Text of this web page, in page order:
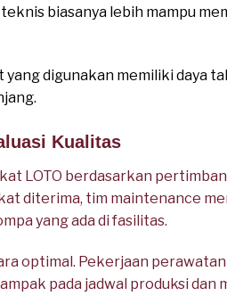
biasanya lebih mampu
digunakan memiliki daya
Kualitas
LOTO berdasarkan
diterima, tim maintenance
yang ada di fasilitas.
optimal. Pekerjaan
pada jadwal produksi dan